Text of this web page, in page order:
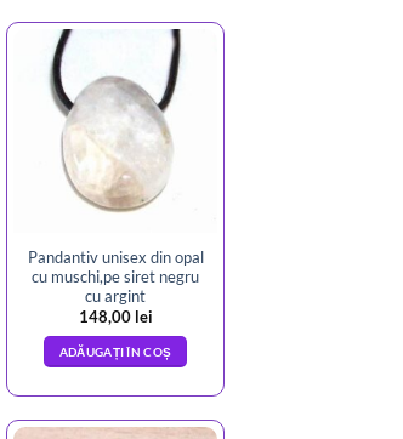
Pandantiv unisex din opal
cu muschi,pe siret negru
cu argint
148,00 lei
ADĂUGAȚI ÎN COȘ